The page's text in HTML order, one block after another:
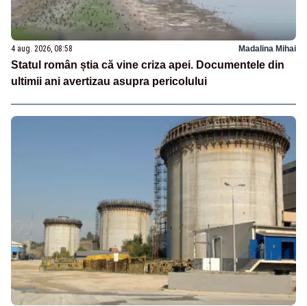
4 aug. 2026, 08:58 Madalina Mihai
Statul român știa că vine criza apei. Documentele din
ultimii ani avertizau asupra pericolului